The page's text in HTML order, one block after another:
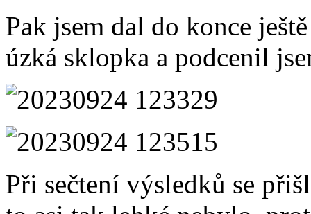
Pak jsem dal do konce
úzká sklopka a podcenil
Při sečtení výsledků se